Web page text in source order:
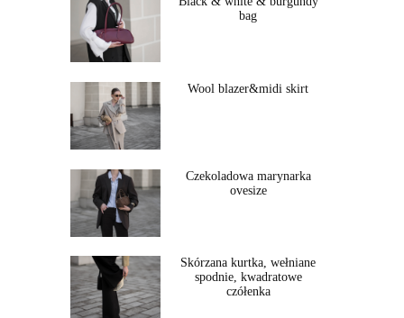
bag
Wool blazer&midi skirt
Czekoladowa marynarka
ovesize
Skórzana kurtka, wełniane
spodnie, kwadratowe
czółenka